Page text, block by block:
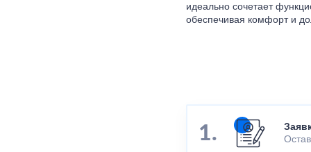
идеально сочетает
обеспечивая комфорт и